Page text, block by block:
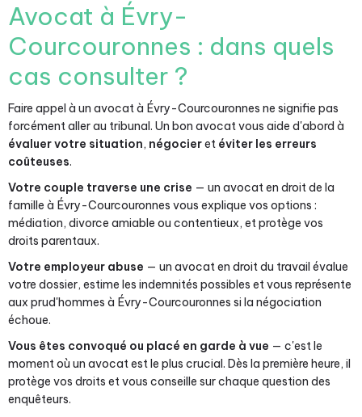
Avocat à Évry-
Courcouronnes : dans quels
cas consulter ?
Faire appel à un avocat à Évry-Courcouronnes ne signifie pas
forcément aller au tribunal. Un bon avocat vous aide d'abord à
évaluer votre situation, négocieret éviter les erreurs
coûteuses.
Votre couple traverse une crise — un avocat en droit de la
famille à Évry-Courcouronnes vous explique vos options :
médiation, divorce amiable ou contentieux, et protège vos
droits parentaux.
Votre employeur abuse — un avocat en droit du travail évalue
votre dossier, estime les indemnités possibles et vous représente
aux prud'hommes à Évry-Courcouronnes si la négociation
échoue.
Vous êtes convoqué ou placé en garde à vue — c'est le
moment où un avocat est le plus crucial. Dès la première heure, il
protège vos droits et vous conseille sur chaque question des
enquêteurs.